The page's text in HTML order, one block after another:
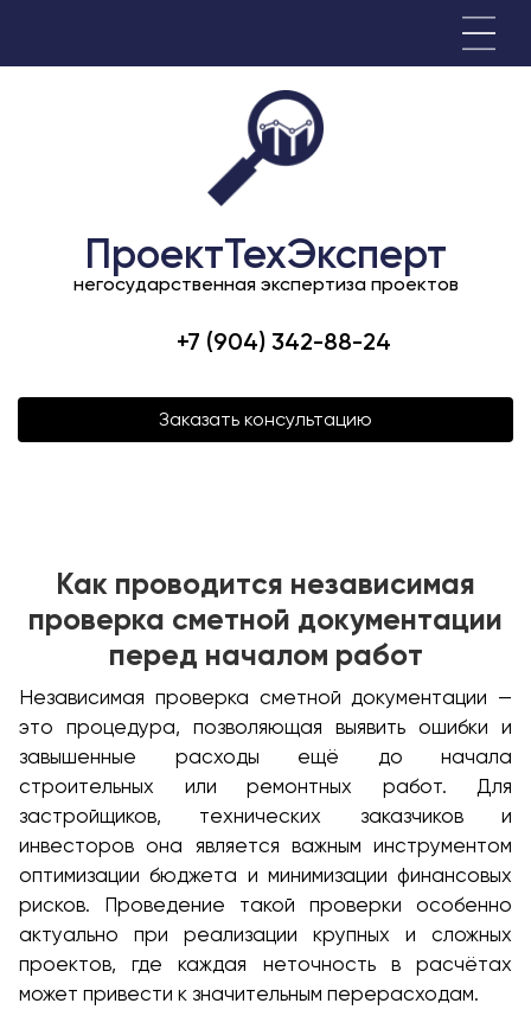
ПроектТехЭксперт
негосударственная экспертиза проектов
+7 (904) 342-88-24
Заказать консультацию
Как проводится независимая
проверка сметной документации
перед началом работ
Независимая проверка сметной документации —
это процедура, позволяющая выявить ошибки и
завышенные расходы ещё до начала
строительных или ремонтных работ. Для
застройщиков, технических заказчиков и
инвесторов она является важным инструментом
оптимизации бюджета и минимизации финансовых
рисков. Проведение такой проверки особенно
актуально при реализации крупных и сложных
проектов, где каждая неточность в расчётах
может привести к значительным перерасходам.